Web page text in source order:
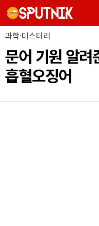
과학·미스터리
문어 기원 알
흡혈오징어